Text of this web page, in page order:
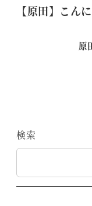
【原田】こん
原
検索